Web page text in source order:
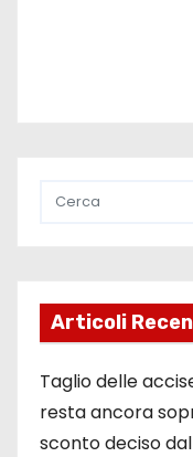
Articoli
Taglio delle
resta ancora
sconto deciso